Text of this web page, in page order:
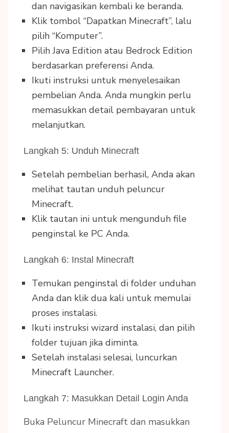
dan navigasikan kembali ke beranda.
Klik tombol “Dapatkan Minecraft”, lalu
pilih “Komputer”.
Pilih Java Edition atau Bedrock Edition
berdasarkan preferensi Anda.
Ikuti instruksi untuk menyelesaikan
pembelian Anda. Anda mungkin perlu
memasukkan detail pembayaran untuk
melanjutkan.
Langkah 5: Unduh Minecraft
Setelah pembelian berhasil, Anda akan
melihat tautan unduh peluncur
Minecraft.
Klik tautan ini untuk mengunduh file
penginstal ke PC Anda.
Langkah 6: Instal Minecraft
Temukan penginstal di folder unduhan
Anda dan klik dua kali untuk memulai
proses instalasi.
Ikuti instruksi wizard instalasi, dan pilih
folder tujuan jika diminta.
Setelah instalasi selesai, luncurkan
Minecraft Launcher.
Langkah 7: Masukkan Detail Login Anda
Buka Peluncur Minecraft dan masukkan